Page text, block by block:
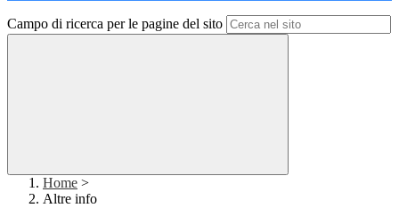
Campo di ricerca per le pagine del sito
Home >
Altre info